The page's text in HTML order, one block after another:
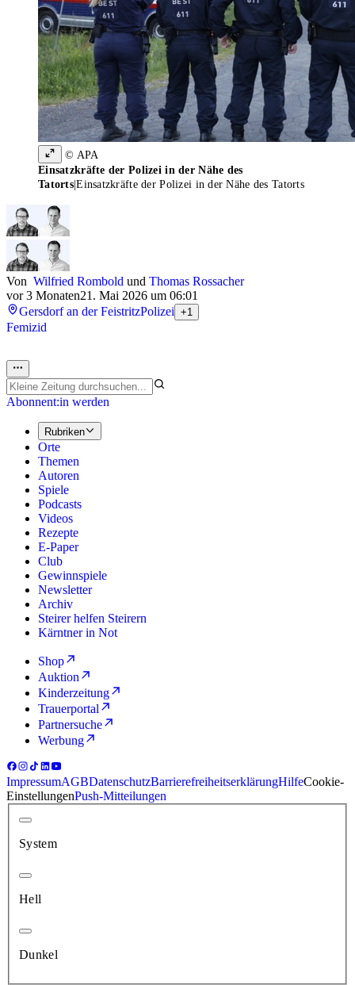
© APA
Einsatzkräfte der Polizei in der Nähe des
Tatorts|Einsatzkräfte der Polizei in der Nähe des Tatorts
Von Wilfried Rombold und Thomas Rossacher
vor 3 Monaten21. Mai 2026 um 06:01
Gersdorf an der FeistritzPolizei +1
Femizid
Abonnent:in werden
Rubriken
Orte
Themen
Autoren
Spiele
Podcasts
Videos
Rezepte
E-Paper
Club
Gewinnspiele
Newsletter
Archiv
Steirer helfen Steirern
Kärntner in Not
Shop
Auktion
Kinderzeitung
Trauerportal
Partnersuche
Werbung
ImpressumAGBDatenschutzBarrierefreiheitserklärungHilfeCookie-
EinstellungenPush-Mitteilungen
System
Hell
Dunkel